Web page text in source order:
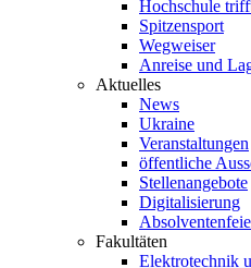
Hochschule
Spitzensport
Wegweiser
Anreise und
Aktuelles
News
Ukraine
Veranstaltungen
öffentliche
Stellenangebote
Digitalisierung
Fakultäten
Elektrotechnik